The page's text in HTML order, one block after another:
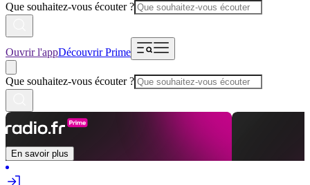
Que souhaitez-vous écouter ?
Ouvrir l'appDécouvrir Prime
Que souhaitez-vous écouter ?
En savoir plus